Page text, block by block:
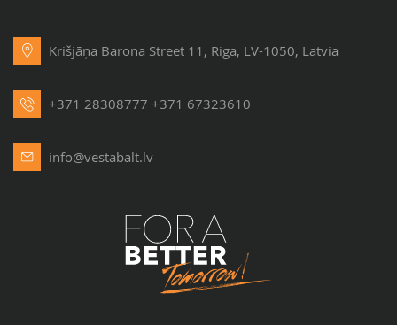
Krišjāņa Barona Street 11, Riga, LV-1050, Latvia
+371 28308777 +371 67323610
info@vestabalt.lv